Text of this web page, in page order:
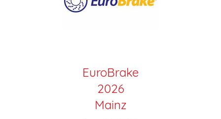
EuroBrake
2026
Mainz